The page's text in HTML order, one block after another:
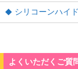
シリコーンハイ
よくいただくご質